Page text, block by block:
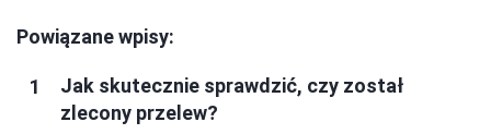
Powiązane wpisy:
Jak skutecznie sprawdzić, czy został
zlecony przelew?